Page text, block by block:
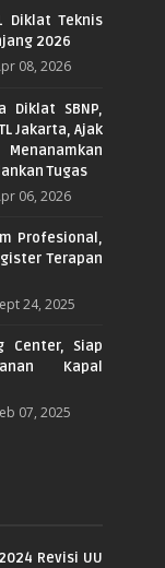
Diklat Teknis
2026
08, 2026
Diklat SBNP,
Jakarta, Ajak
Tugas
06, 2026
Profesional,
Terapan
24, 2025
Center, Siap
Kapal
07, 2025
Revisi UU